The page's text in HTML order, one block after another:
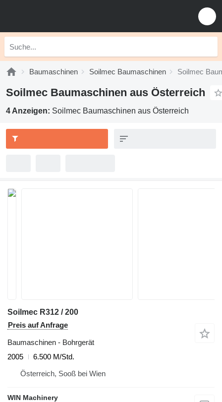
Baumaschinen Soilmec Baumaschinen Soilmec
Soilmec Baumaschinen aus Österreich
4 Anzeigen: Soilmec Baumaschinen aus Österreich
Soilmec R312 / 200
Preis auf Anfrage
Baumaschinen - Bohrgerät
2005
6.500 M/Std.
Österreich, Sooß bei Wien
WIN Machinery